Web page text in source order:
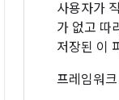
사용자가
가 없고 따
저장된 이
프레임워